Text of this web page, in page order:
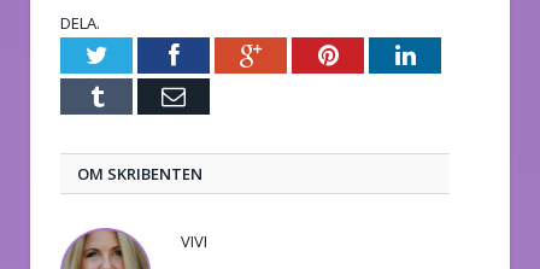
DELA.
TwitterFacebookGoogle+PinterestLinkedIn
Tumblr E-
OM SKRIBENTEN
VIVI